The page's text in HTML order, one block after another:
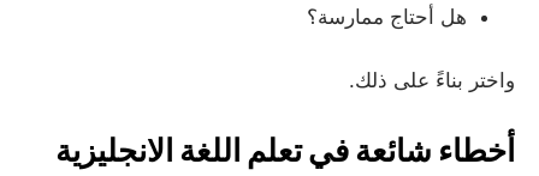
هل أحتاج ممارسة؟
واختر بناءً على ذلك.
أخطاء شائعة في تعلم اللغة الانجليزية